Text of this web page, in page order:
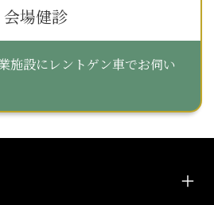
会場健診
施設にレントゲン車でお伺い